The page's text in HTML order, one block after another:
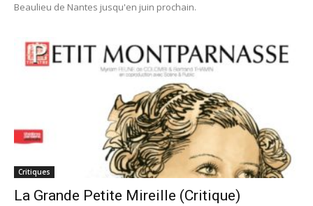
Beaulieu de Nantes jusqu'en juin prochain.
Critiques
La Grande Petite Mireille (Critique)